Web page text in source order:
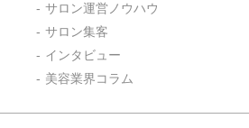
サロン運営ノウハウ
サロン集客
インタビュー
美容業界コラム